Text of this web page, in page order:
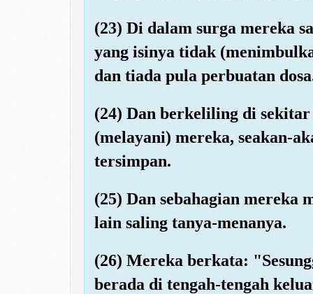
(23) Di dalam surga mereka
yang isinya tidak
dan tiada pula perbuatan
(24) Dan berkeliling di
(melayani) mereka, seakan-
tersimpan.
(25) Dan sebahagian mereka
lain saling tanya-menanya.
(26) Mereka berkata:
berada di tengah-tengah